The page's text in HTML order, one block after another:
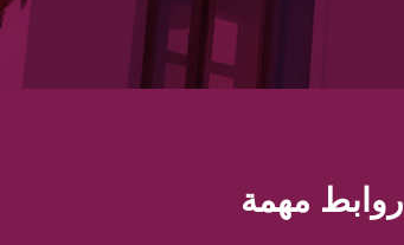
روابط مهمة